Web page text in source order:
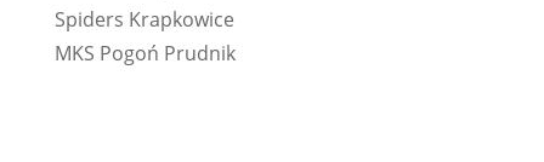
Spiders Krapkowice
MKS Pogoń Prudnik